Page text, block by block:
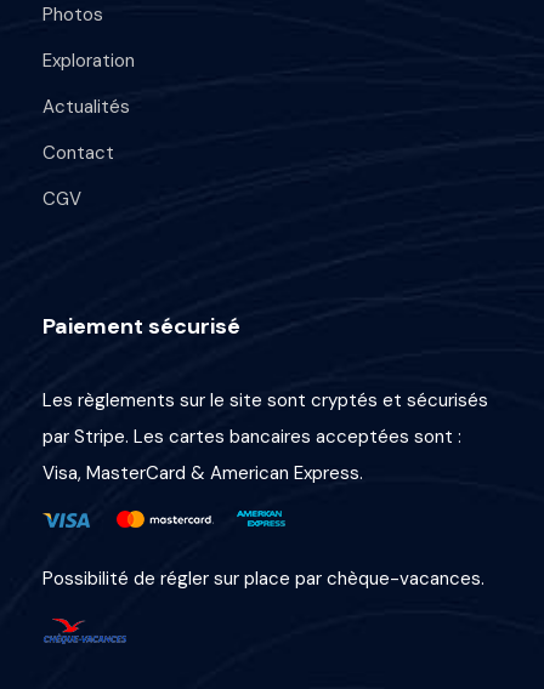
Photos
Exploration
Actualités
Contact
CGV
Paiement sécurisé
Les règlements sur le site sont cryptés et sécurisés
par Stripe. Les cartes bancaires acceptées sont :
Visa, MasterCard & American Express.
Possibilité de régler sur place par chèque-vacances.